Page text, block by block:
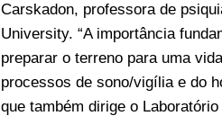
Carskadon, professora de
University. “A importância
preparar o terreno para uma
processos de sono/vigília e do
que também dirige o